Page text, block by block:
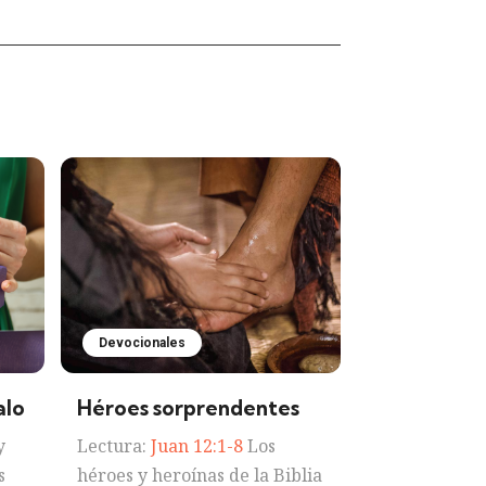
Devocionales
Héroes sorprendentes
Lectura:Juan 12:1-8Los
héroes y heroínas de la Biblia